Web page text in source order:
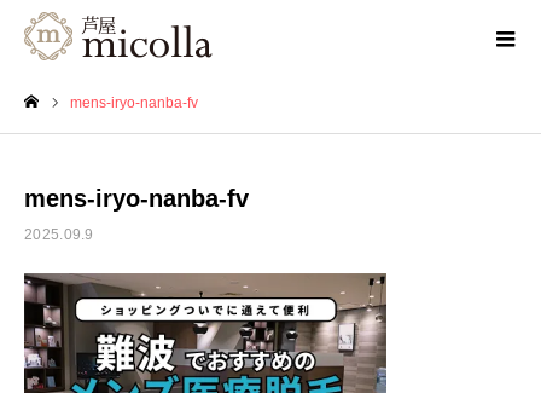
mens-iryo-nanba-fv
mens-iryo-nanba-fv
2025.09.9